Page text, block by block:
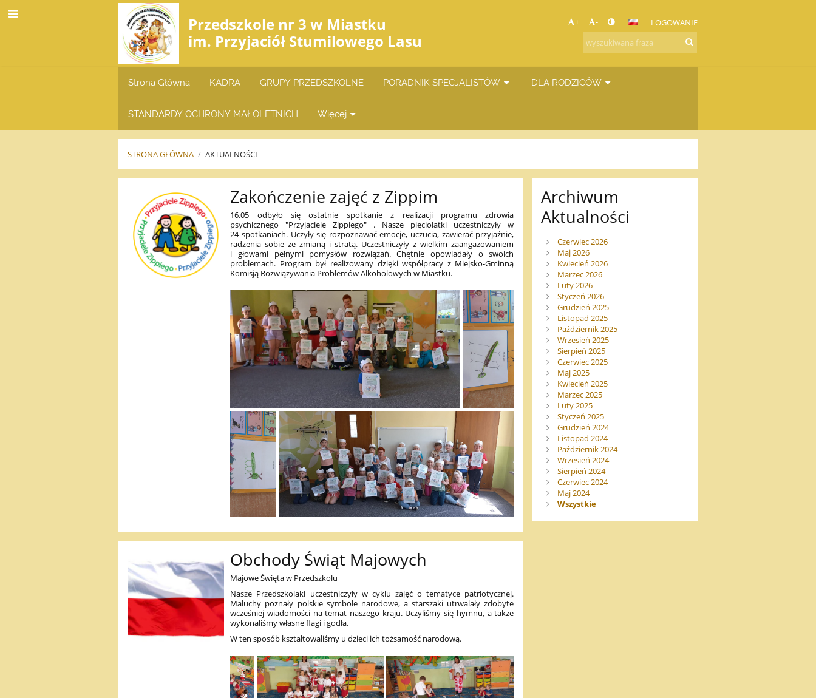
Przedszkole nr 3 w Miastku
im. Przyjaciół Stumilowego Lasu
+ - LOGOWANIE
Strona Główna KADRA GRUPY PRZEDSZKOLNE PORADNIK SPECJALISTÓW DLA RODZICÓW
STANDARDY OCHRONY MAŁOLETNICH Więcej
STRONA GŁÓWNA / AKTUALNOŚCI
AKTUALNOŚCIZakończenie zajęć z Zippim
16.05 odbyło się ostatnie spotkanie z realizacji programu zdrowia
psychicznego "Przyjaciele Zippiego" . Nasze pięciolatki uczestniczyły w
24 spotkaniach. Uczyły się rozpoznawać emocje, uczucia, zawierać przyjaźnie,
radzenia sobie ze zmianą i stratą. Uczestniczyły z wielkim zaangażowaniem
i głowami pełnymi pomysłów rozwiązań. Chętnie opowiadały o swoich
problemach. Program był realizowany dzięki współpracy z Miejsko-Gminną
Komisją Rozwiązywania Problemów Alkoholowych w Miastku.
Obchody Świąt Majowych
Majowe Święta w Przedszkolu
Nasze Przedszkolaki uczestniczyły w cyklu zajęć o tematyce patriotycznej.
Maluchy poznały polskie symbole narodowe, a starszaki utrwalały zdobyte
wcześniej wiadomości na temat naszego kraju. Uczyliśmy się hymnu, a także
wykonaliśmy własne flagi i godła.
W ten sposób kształtowaliśmy u dzieci ich tożsamość narodową.
Archiwum
Aktualności
Czerwiec 2026
Maj 2026
Kwiecień 2026
Marzec 2026
Luty 2026
Styczeń 2026
Grudzień 2025
Listopad 2025
Październik 2025
Wrzesień 2025
Sierpień 2025
Czerwiec 2025
Maj 2025
Kwiecień 2025
Marzec 2025
Luty 2025
Styczeń 2025
Grudzień 2024
Listopad 2024
Październik 2024
Wrzesień 2024
Sierpień 2024
Czerwiec 2024
Maj 2024
Wszystkie